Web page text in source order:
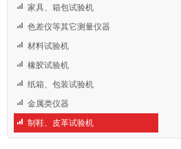
家具、箱包试验机
色差仪等其它测量仪器
材料试验机
橡胶试验机
纸箱、包装试验机
金属类仪器
制鞋、皮革试验机